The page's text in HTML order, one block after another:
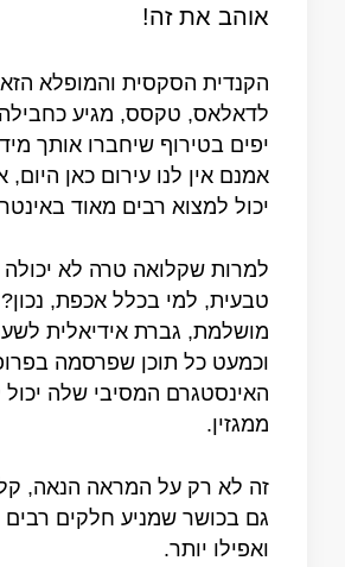
אוהב את זה!
הקנדית הסקסית והמופלא
לדאלאס, טקסס, מגיע
יפים בטירוף שיחברו אותך
אמנם אין לנו עירום כאן
יכול למצוא רבים מאוד
למרות שקלואה טרה לא יכולה
טבעית, למי בכלל אכפת,
מושלמת, גברת אידיאלית
וכמעט כל תוכן שפרסמה
האינסטגרם המסיבי שלה יכול
ממגזין.
זה לא רק על המראה הנאה,
גם בכושר שמניע חלקים רבים
ואפילו יותר.